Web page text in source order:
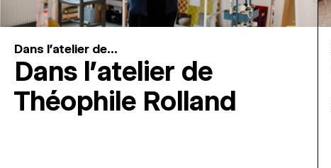
Dans l'atelier de...
Dans l’atelier de
Théophile Rolland